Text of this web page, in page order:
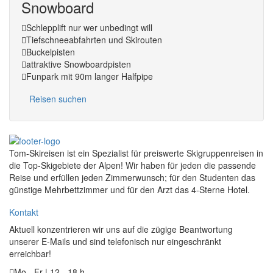
Snowboard
Schlepplift nur wer unbedingt will
Tiefschneeabfahrten und Skirouten
Buckelpisten
attraktive Snowboardpisten
Funpark mit 90m langer Halfpipe
Reisen suchen
Tom-Skireisen ist ein Spezialist für preiswerte Skigruppenreisen in
die Top-Skigebiete der Alpen! Wir haben für jeden die passende
Reise und erfüllen jeden Zimmerwunsch; für den Studenten das
günstige Mehrbettzimmer und für den Arzt das 4-Sterne Hotel.
Kontakt
Aktuell konzentrieren wir uns auf die zügige Beantwortung
unserer E-Mails und sind telefonisch nur eingeschränkt
erreichbar!